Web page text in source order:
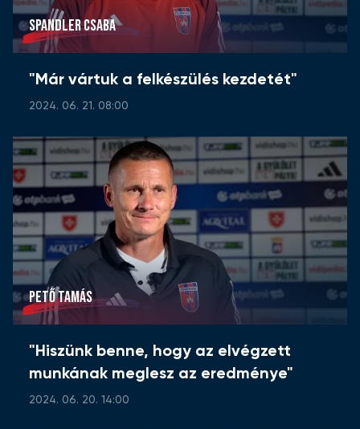
SPANDLER CSABA
"Már vártuk a felkészülés kezdetét"
2024. 06. 21. 08:00
PETŐ TAMÁS
"Hiszünk benne, hogy az elvégzett
munkának meglesz az eredménye"
2024. 06. 20. 14:00